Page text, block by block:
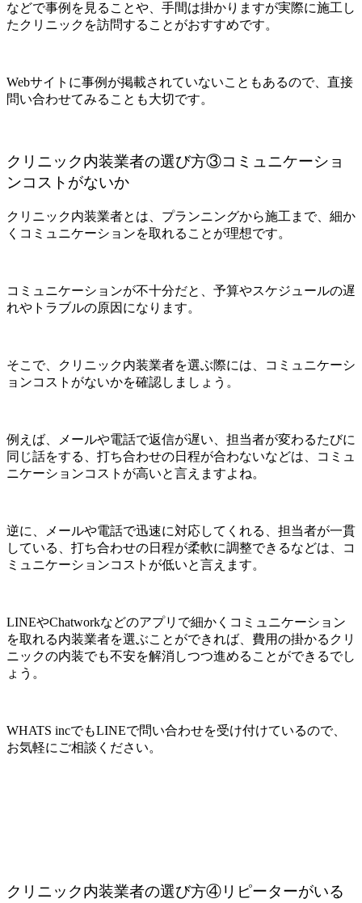
などで事例を見ることや、手間は掛かりますが実際に施工し
たクリニックを訪問することがおすすめです。
Webサイトに事例が掲載されていないこともあるので、直接
問い合わせてみることも大切です。
クリニック内装業者の選び方③コミュニケーショ
ンコストがないか
クリニック内装業者とは、プランニングから施工まで、細か
くコミュニケーションを取れることが理想です。
コミュニケーションが不十分だと、予算やスケジュールの遅
れやトラブルの原因になります。
そこで、クリニック内装業者を選ぶ際には、コミュニケーシ
ョンコストがないかを確認しましょう。
例えば、メールや電話で返信が遅い、担当者が変わるたびに
同じ話をする、打ち合わせの日程が合わないなどは、コミュ
ニケーションコストが高いと言えますよね。
逆に、メールや電話で迅速に対応してくれる、担当者が一貫
している、打ち合わせの日程が柔軟に調整できるなどは、コ
ミュニケーションコストが低いと言えます。
LINEやChatworkなどのアプリで細かくコミュニケーション
を取れる内装業者を選ぶことができれば、費用の掛かるクリ
ニックの内装でも不安を解消しつつ進めることができるでし
ょう。
WHATS incでもLINEで問い合わせを受け付けているので、
お気軽にご相談ください。
クリニック内装業者の選び方④リピーターがいる